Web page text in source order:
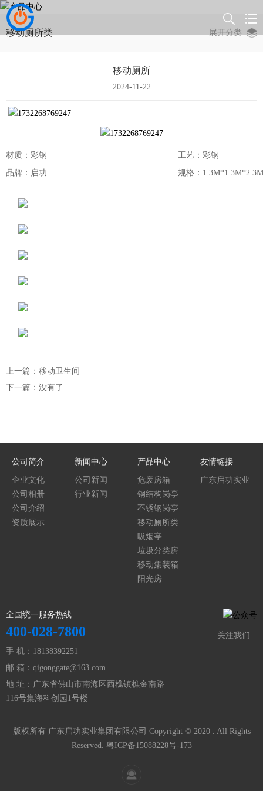
移动厕所类 展开分类
移动厕所
2024-11-22
材质：彩钢
工艺：彩钢
品牌：启功
规格：
上一篇：移动卫生间
下一篇：没有了
公司简介
企业文化
公司相册
公司介绍
资质展示
新闻中心
公司新闻
行业新闻
产品中心
危废房箱
钢结构岗亭
不锈钢岗亭
移动厕所类
吸烟亭
垃圾分类房
移动集装箱
阳光房
友情链接
广东启功实业
全国统一服务热线
400-028-7800
手 机：18138392251
邮 箱：qigonggate@163.com
地 址：广东省佛山市南海区西樵镇樵金南路
116号集海科创园1号楼
关注我们
版权所有 广东启功实业集团有限公司 Copyright © 2020 . All Rights
Reserved. 粤ICP备15088228号-173